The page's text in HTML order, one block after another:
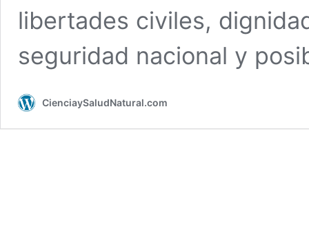
libertades civiles,
seguridad nacional y
CienciaySaludNatural.com